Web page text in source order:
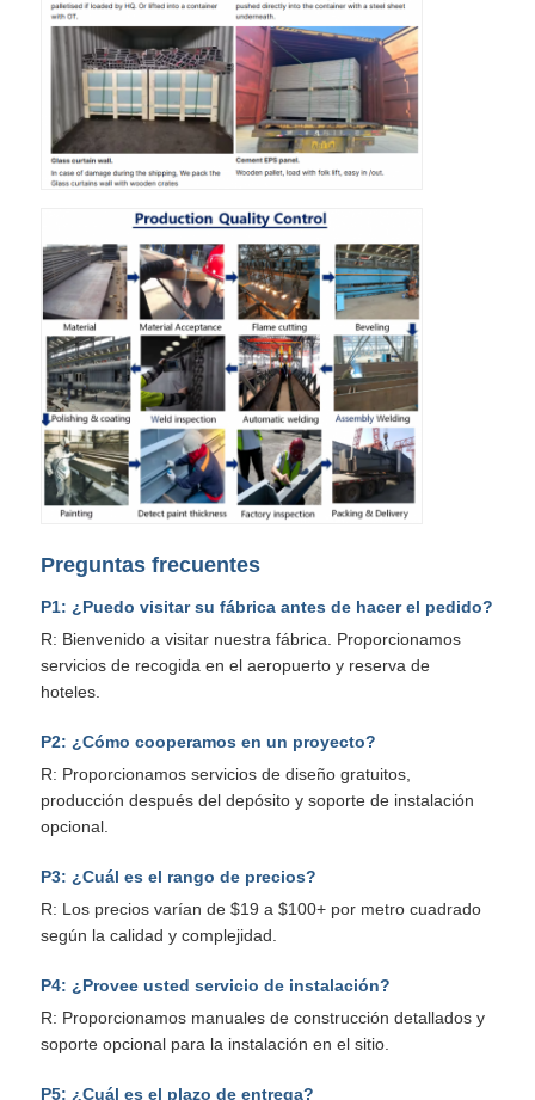
Preguntas frecuentes
P1: ¿Puedo visitar su fábrica antes de hacer el pedido?
R: Bienvenido a visitar nuestra fábrica. Proporcionamos
servicios de recogida en el aeropuerto y reserva de
hoteles.
P2: ¿Cómo cooperamos en un proyecto?
R: Proporcionamos servicios de diseño gratuitos,
producción después del depósito y soporte de instalación
opcional.
P3: ¿Cuál es el rango de precios?
R: Los precios varían de $19 a $100+ por metro cuadrado
según la calidad y complejidad.
P4: ¿Provee usted servicio de instalación?
R: Proporcionamos manuales de construcción detallados y
soporte opcional para la instalación en el sitio.
P5: ¿Cuál es el plazo de entrega?